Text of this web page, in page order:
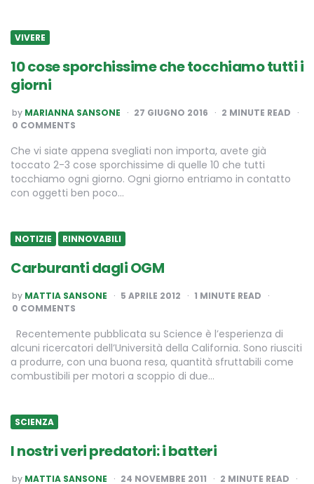
VIVERE
10 cose sporchissime che tocchiamo tutti i
giorni
POSTED
BY
by MARIANNA SANSONE 27 GIUGNO 2016 2 MINUTE READ
0 COMMENTS
Che vi siate appena svegliati non importa, avete già
toccato 2-3 cose sporchissime di quelle 10 che tutti
tocchiamo ogni giorno. Ogni giorno entriamo in contatto
con oggetti ben poco…
NOTIZIE RINNOVABILI
Carburanti dagli OGM
POSTED
BY
by MATTIA SANSONE 5 APRILE 2012 1 MINUTE READ
0 COMMENTS
Recentemente pubblicata su Science è l’esperienza di
alcuni ricercatori dell’Università della California. Sono riusciti
a produrre, con una buona resa, quantità sfruttabili come
combustibili per motori a scoppio di due…
SCIENZA
I nostri veri predatori: i batteri
POSTED
by MATTIA SANSONE 24 NOVEMBRE 2011 2 MINUTE READ